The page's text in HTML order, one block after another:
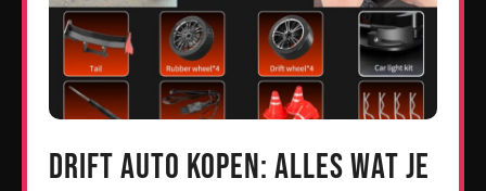
Drift Auto Kopen: Alles wat je